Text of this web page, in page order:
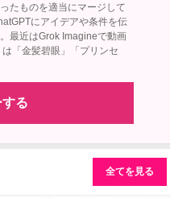
たものを適当にマージして
にアイデアや条件を伝
最近はGrok Imagineで動画
「金髪碧眼」「プリンセ
る
全てを見る